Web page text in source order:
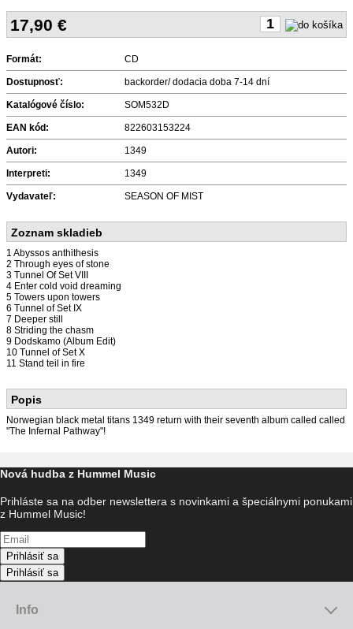
17,90 €
Formát: CD
Dostupnosť: backorder/ dodacia doba 7-14 dní
Katalógové číslo: SOM532D
EAN kód: 822603153224
Autori: 1349
Interpreti: 1349
Vydavateľ: SEASON OF MIST
Zoznam skladieb
1 Abyssos anthithesis
2 Through eyes of stone
3 Tunnel Of Set VIII
4 Enter cold void dreaming
5 Towers upon towers
6 Tunnel of Set IX
7 Deeper still
8 Striding the chasm
9 Dodskamo (Album Edit)
10 Tunnel of Set X
11 Stand teil in fire
Popis
Norwegian black metal titans 1349 return with their seventh album called called
"The Infernal Pathway"!
Nová hudba z Hummel Music
Prihláste sa na odber newslettera s novinkami a špeciálnymi ponukami
z Hummel Music!
Prihlásiť sa
Prihlásiť sa
Info